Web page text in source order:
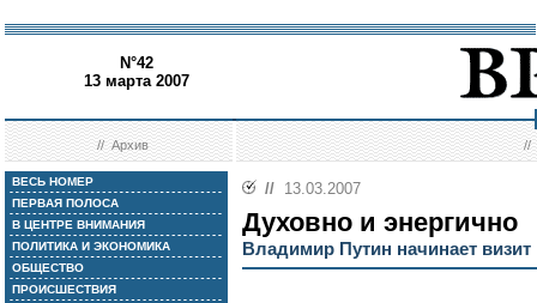
N°42
13 марта 2007
//Архив //
ВЕСЬ НОМЕР
ПЕРВАЯ ПОЛОСА
В ЦЕНТРЕ ВНИМАНИЯ
ПОЛИТИКА И ЭКОНОМИКА
ОБЩЕСТВО
ПРОИСШЕСТВИЯ
// 13.03.2007
Духовно и энергично
Владимир Путин начинает